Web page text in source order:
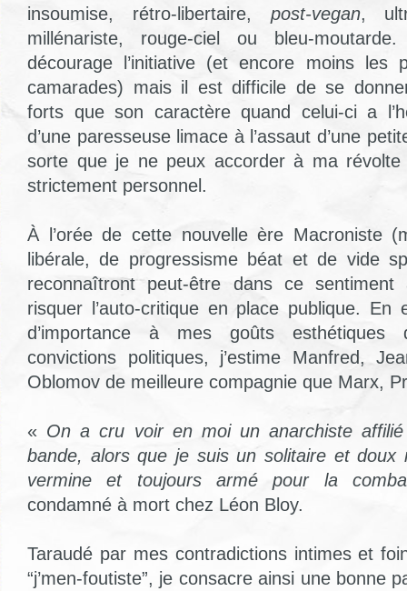
insoumise, rétro-libertaire, post-vegan,
millénariste, rouge-ciel ou bleu-
décourage l’initiative (et encore moins les
camarades) mais il est difficile de se
forts que son caractère quand celui-ci a
d’une paresseuse limace à l’assaut d’une
sorte que je ne peux accorder à ma révolte
strictement personnel.
À l’orée de cette nouvelle ère Macroniste
libérale, de progressisme béat et de vide
reconnaîtront peut-être dans ce sentiment
risquer l’auto-critique en place publique. En
d’importance à mes goûts esthétiques
convictions politiques, j’estime Manfred,
Oblomov de meilleure compagnie que Marx,
« On a cru voir en moi un anarchiste
bande, alors que je suis un solitaire et doux
vermine et toujours armé pour la
condamné à mort chez Léon Bloy.
Taraudé par mes contradictions intimes et
“j’men-foutiste”, je consacre ainsi une bonne